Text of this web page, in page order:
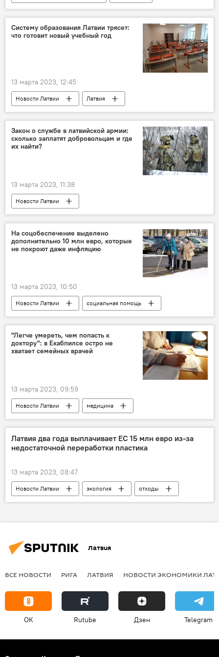
Эгилс Левитс
Кришьянис Кариньш
Систему образования Латвии трясет:
что готовит новый учебный год
13 марта 2023, 12:45
Новости Латвии
Латвия
Министерство образования и науки Латвии
школа
Закон о службе в латвийской армии:
сколько заплатят добровольцам и где
их найти?
13 марта 2023, 11:38
Новости Латвии
Национальные вооруженные силы
Минобороны Латвии
На соцобеспечение выделено
дополнительно 10 млн евро, которые
не покроют даже инфляцию
13 марта 2023, 10:50
Новости Латвии
социальная помощь
Бюджет Латвии
"Легче умереть, чем попасть к
доктору": в Екабпилсе остро не
хватает семейных врачей
13 марта 2023, 09:59
Новости Латвии
медицина
здоровье
семейные врачи
Латвия два года выплачивает ЕС 15 млн евро из-за
недостаточной переработки пластика
13 марта 2023, 08:47
Новости Латвии экология
отходы
мусор
пластик
Латвия
ВСЕ НОВОСТИ РИГА ЛАТВИЯ НОВОСТИ ЭКОНОМИКИ
OK Rutube Дзен Telegram